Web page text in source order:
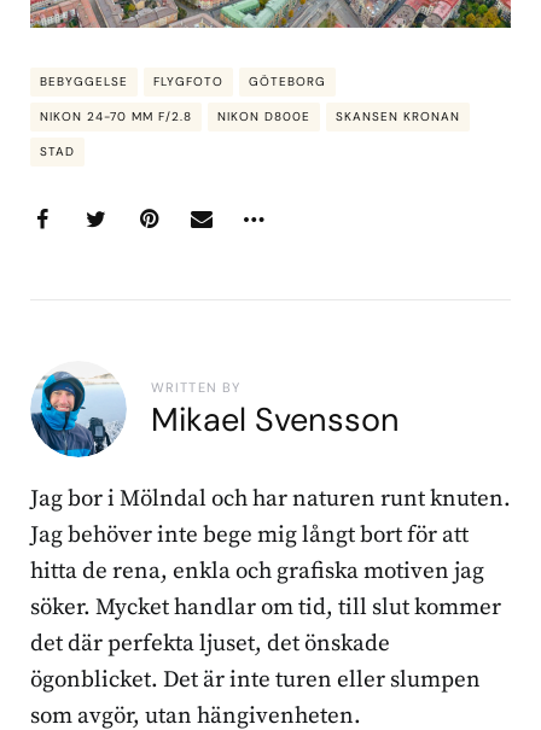
BEBYGGELSE FLYGFOTO GÖTEBORG
NIKON 24-70 MM F/2.8 NIKON D800E SKANSEN KRONAN
STAD
WRITTEN BY
Mikael Svensson
Jag bor i Mölndal och har naturen runt knuten.
Jag behöver inte bege mig långt bort för att
hitta de rena, enkla och grafiska motiven jag
söker. Mycket handlar om tid, till slut kommer
det där perfekta ljuset, det önskade
ögonblicket. Det är inte turen eller slumpen
som avgör, utan hängivenheten.